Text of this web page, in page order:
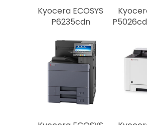
Kyocera ECOSYS
P6235cdn
Als